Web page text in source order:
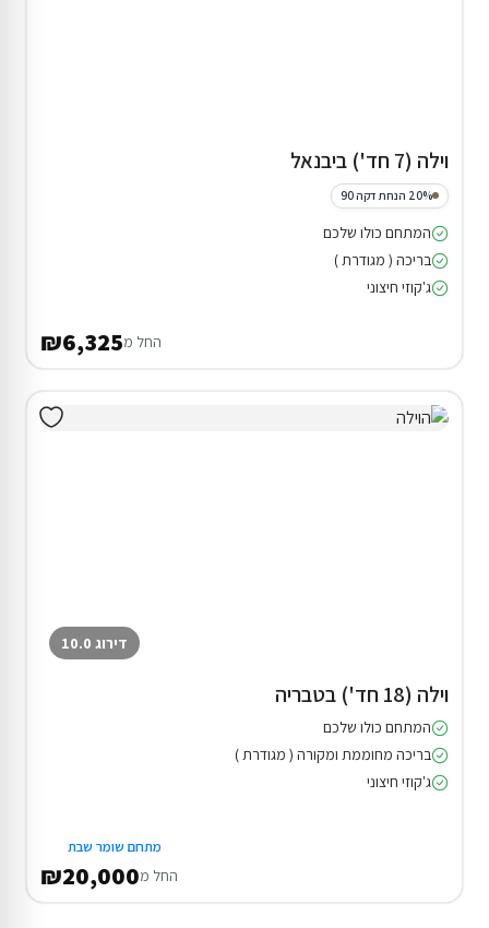
וילה (7 חד') ביבנאל
20% הנחת דקה 90
המתחם כולו שלכם
בריכה ( מגודרת )
ג'קוזי חיצוני
החל מ₪6,325
דירוג 10.0
וילה (18 חד') בטבריה
המתחם כולו שלכם
בריכה מחוממת ומקורה ( מגודרת )
ג'קוזי חיצוני
מתחם שומר שבת
החל מ₪20,000